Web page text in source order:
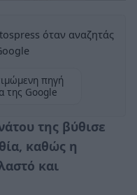
όταν αναζητάς
πηγή
της Google
της βύθισε
καθώς η
και